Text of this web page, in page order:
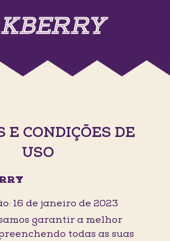
E CONDIÇÕES DE
USO
16 de janeiro de 2023
garantir a melhor
todas as suas